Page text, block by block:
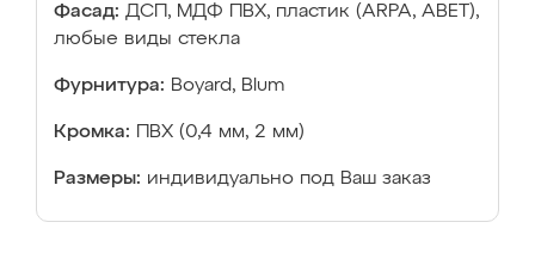
Фасад: ДСП, МДФ ПВХ, пластик (ARPA, ABET),
любые виды стекла
Фурнитура: Boyard, Blum
Кромка: ПВХ (0,4 мм, 2 мм)
Размеры: индивидуально под Ваш заказ